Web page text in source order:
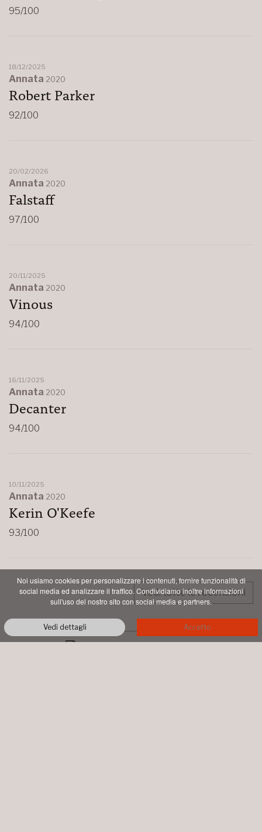
95/100
18/12/2025
Annata 2020
Robert Parker
92/100
20/02/2026
Annata 2020
Falstaff
97/100
20/11/2025
Annata 2020
Vinous
94/100
16/11/2025
Annata 2020
Decanter
94/100
10/11/2025
Annata 2020
Kerin O'Keefe
93/100
Vedi tutte le recensioni
PDF STAMPABILE
Noi usiamo cookies per personalizzare i contenuti, fornire funzionalità di
social media ed analizzare il traffico. Condividiamo inoltre informazioni
sull'uso del nostro sito con social media e partners.
Vedi dettagli Accetto